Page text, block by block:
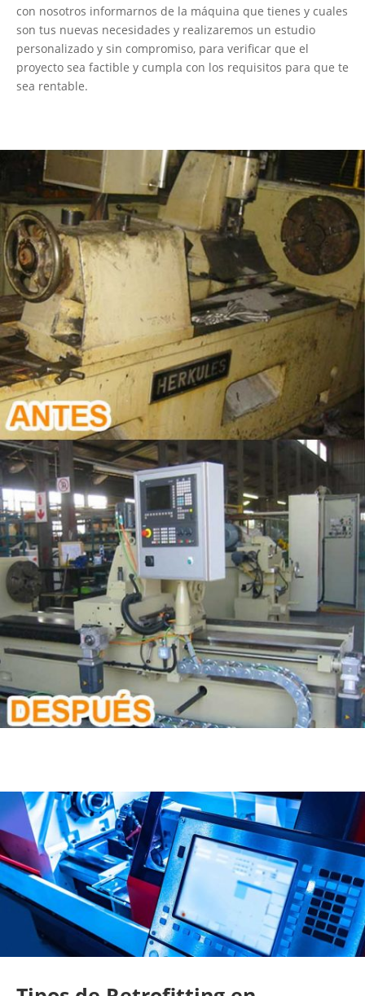
con nosotros informarnos de la máquina que tienes y cuales
son tus nuevas necesidades y realizaremos un estudio
personalizado y sin compromiso, para verificar que el
proyecto sea factible y cumpla con los requisitos para que te
sea rentable.